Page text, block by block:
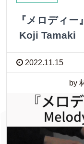
『メロディ
Koji Tamaki
2022.11.15
by